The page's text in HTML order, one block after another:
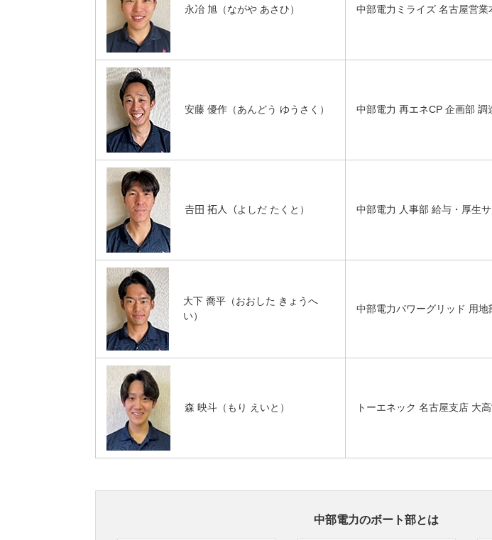
永冶 旭（ながや あさひ） 中部電力ミライズ 名古屋営
安藤 優作（あんどう ゆうさく） 中部電力 再エネCP 企画部 調
𠮷田 拓人（よしだ たくと） 中部電力 人事部 給与・厚生
大下 喬平（おおした きょうへ
い）
中部電力パワーグリッド 用
森 映斗（もり えいと） トーエネック 名古屋支店 大
中部電力のボート部とは